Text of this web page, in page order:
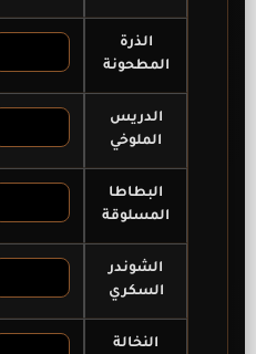
الذرة
المطحونة
الدريس
الملوخي
البطاطا
المسلوقة
الشوندر
السكري
النخالة